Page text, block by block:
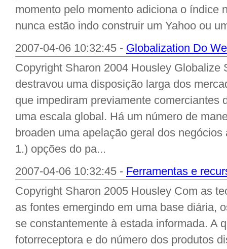
momento pelo momento adiciona o índice
nunca estão indo construir um Yahoo ou
2007-04-06 10:32:45 - Globalization Do
Copyright Sharon 2004 Housley Globalize
destravou uma disposição larga dos
que impediram previamente comerciantes
uma escala global. Há um número de
broaden uma apelação geral dos
1.) opções do pa...
2007-04-06 10:32:45 - Ferramentas e
Copyright Sharon 2005 Housley Com as
as fontes emergindo em uma base diária,
se constantemente à estada informada. A
fotorreceptora e do número dos produtos